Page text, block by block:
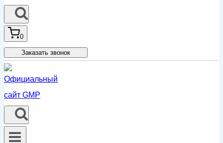
0
Заказать звонок